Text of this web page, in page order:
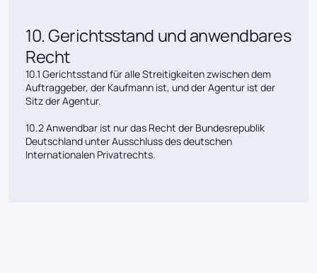
10. Gerichtsstand und anwendbares
Recht
10.1 Gerichtsstand für alle Streitigkeiten zwischen dem
Auftraggeber, der Kaufmann ist, und der Agentur ist der
Sitz der Agentur.
10.2 Anwendbar ist nur das Recht der Bundesrepublik
Deutschland unter Ausschluss des deutschen
Internationalen Privatrechts.